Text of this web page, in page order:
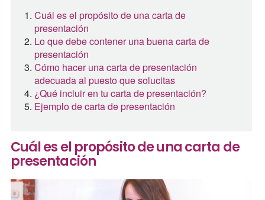
Cuál es el propósito de una carta de
presentación
Lo que debe contener una buena carta de
presentación
Cómo hacer una carta de presentación
adecuada al puesto que solucitas
¿Qué incluir en tu carta de presentación?
Ejemplo de carta de presentación
Cuál es el propósito de una carta de
presentación